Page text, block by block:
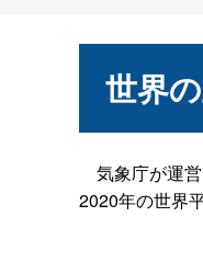
世界
気象庁が運営
2020年の世界